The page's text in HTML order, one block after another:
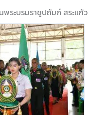
ระบรมราชูปถัมภ์ สระแก้ว